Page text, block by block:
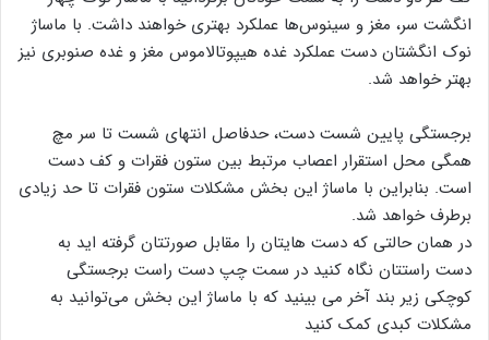
انگشت سر، مغز و سینوس‌ها عملکرد بهتری خواهند داشت. با ماساژ
نوک انگشتان دست عملکرد غده هیپوتالاموس مغز و غده صنوبری نیز
بهتر خواهد شد.
برجستگی پایین شست دست، حدفاصل انتهای شست تا سر مچ
همگی محل استقرار اعصاب مرتبط بین ستون فقرات و کف دست
است. بنابراین با ماساژ این بخش مشکلات ستون فقرات تا حد زیادی
برطرف خواهد شد.
در همان حالتی که دست هایتان را مقابل صورتتان گرفته اید به
دست راستتان نگاه کنید در سمت چپ دست راست برجستگی
کوچکی زیر بند آخر می بینید که با ماساژ این بخش می‌توانید به
مشکلات کبدی کمک کنید